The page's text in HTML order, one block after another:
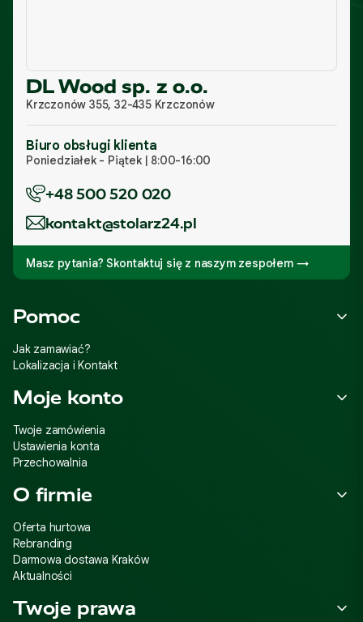
DL Wood sp. z o.o.
Krzczonów 355, 32-435 Krzczonów
Biuro obsługi klienta
Poniedziałek - Piątek | 8:00-16:00
+48 500 520 020
kontakt@stolarz24.pl
Masz pytania? Skontaktuj się z naszym zespołem →
Linki w stopce
Pomoc
Jak zamawiać?
Lokalizacja i Kontakt
Moje konto
Twoje zamówienia
Ustawienia konta
Przechowalnia
O firmie
Oferta hurtowa
Rebranding
Darmowa dostawa Kraków
Aktualności
Twoje prawa